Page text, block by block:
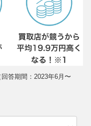
答期間：2023年6月〜